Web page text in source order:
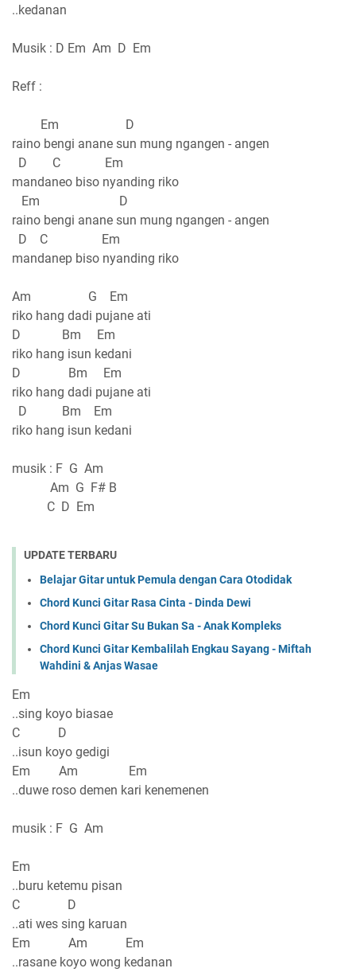
..kedanan
Musik : D Em Am D Em
Reff :
Em D
raino bengi anane sun mung ngangen - angen
D C Em
mandaneo biso nyanding riko
Em D
raino bengi anane sun mung ngangen - angen
D C Em
mandanep biso nyanding riko
Am G Em
riko hang dadi pujane ati
D Bm Em
riko hang isun kedani
D Bm Em
riko hang dadi pujane ati
D Bm Em
riko hang isun kedani
musik : F G Am
Am G F# B
C D Em
UPDATE TERBARU
Belajar Gitar untuk Pemula dengan Cara Otodidak
Chord Kunci Gitar Rasa Cinta - Dinda Dewi
Chord Kunci Gitar Su Bukan Sa - Anak Kompleks
Chord Kunci Gitar Kembalilah Engkau Sayang - Miftah
Wahdini & Anjas Wasae
Em
..sing koyo biasae
C D
..isun koyo gedigi
Em Am Em
..duwe roso demen kari kenemenen
musik : F G Am
Em
..buru ketemu pisan
C D
..ati wes sing karuan
Em Am Em
..rasane koyo wong kedanan